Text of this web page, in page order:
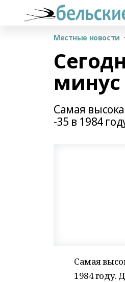
Местные новости
минус
Самая
-35 в 1984
Самая
1984 году.